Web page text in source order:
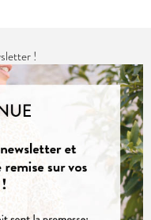
!
OK
Vous trouverez pour cela
du site.